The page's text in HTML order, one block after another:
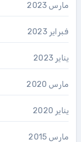
مارس 2023
فبراير 2023
يناير 2023
مارس 2020
يناير 2020
مارس 2015